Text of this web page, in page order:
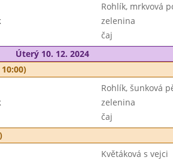
Rohlík, mrkvová
zelenina
čaj
Úterý 10. 12. 2024
Rohlík, šunková
zelenina
čaj
Květáková s vejci